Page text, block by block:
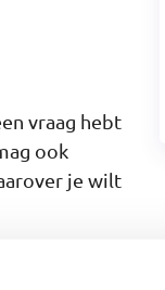
vraag hebt
ook
je wilt